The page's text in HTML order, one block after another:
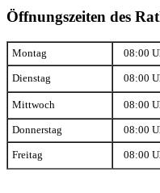
Öffnungszeiten des
Montag 08:00
Dienstag 08:00
Mittwoch 08:00
Donnerstag 08:00
Freitag 08:00